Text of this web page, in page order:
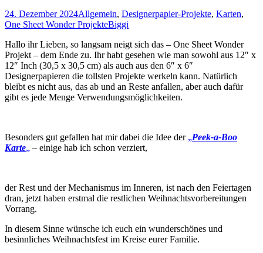
24. Dezember 2024Allgemein, Designerpapier-Projekte, Karten,
One Sheet Wonder ProjekteBiggi
Hallo ihr Lieben, so langsam neigt sich das – One Sheet Wonder
Projekt – dem Ende zu. Ihr habt gesehen wie man sowohl aus 12″ x
12″ Inch (30,5 x 30,5 cm) als auch aus den 6″ x 6″
Designerpapieren die tollsten Projekte werkeln kann. Natürlich
bleibt es nicht aus, das ab und an Reste anfallen, aber auch dafür
gibt es jede Menge Verwendungsmöglichkeiten.
Besonders gut gefallen hat mir dabei die Idee der „Peek-a-Boo
Karte„ – einige hab ich schon verziert,
der Rest und der Mechanismus im Inneren, ist nach den Feiertagen
dran, jetzt haben erstmal die restlichen Weihnachtsvorbereitungen
Vorrang.
In diesem Sinne wünsche ich euch ein wunderschönes und
besinnliches Weihnachtsfest im Kreise eurer Familie.